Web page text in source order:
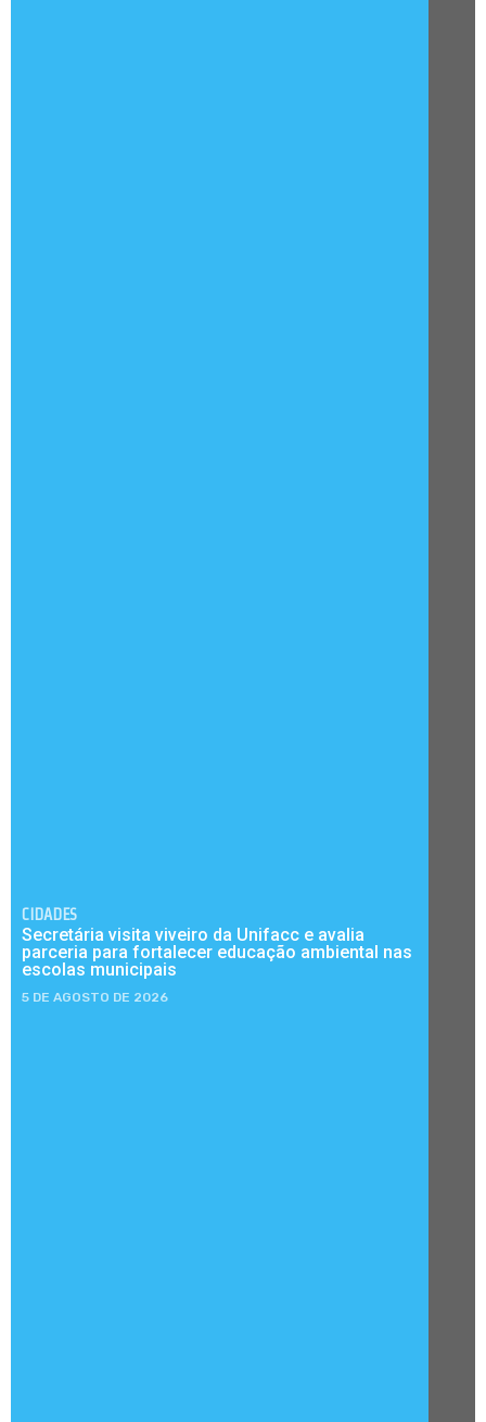
CIDADES
Secretária visita viveiro da Unifacc e avalia
parceria para fortalecer educação ambiental nas
escolas municipais
5 DE AGOSTO DE 2026